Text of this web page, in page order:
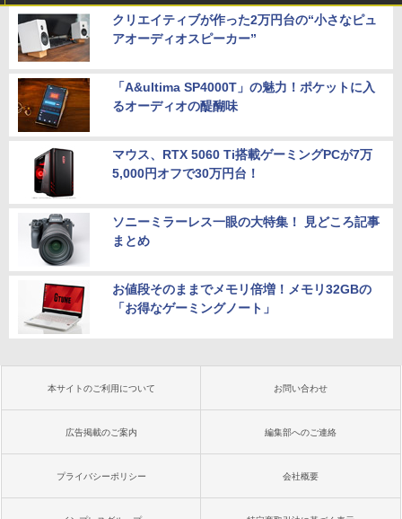
クリエイティブが作った2万円台の“小さなピュ
アオーディオスピーカー”
「A&ultima SP4000T」の魅力！ポケットに入
るオーディオの醍醐味
マウス、RTX 5060 Ti搭載ゲーミングPCが7万
5,000円オフで30万円台！
ソニーミラーレス一眼の大特集！ 見どころ記事
まとめ
お値段そのままでメモリ倍増！メモリ32GBの
「お得なゲーミングノート」
本サイトのご利用について お問い合わせ
広告掲載のご案内 編集部へのご連絡
プライバシーポリシー 会社概要